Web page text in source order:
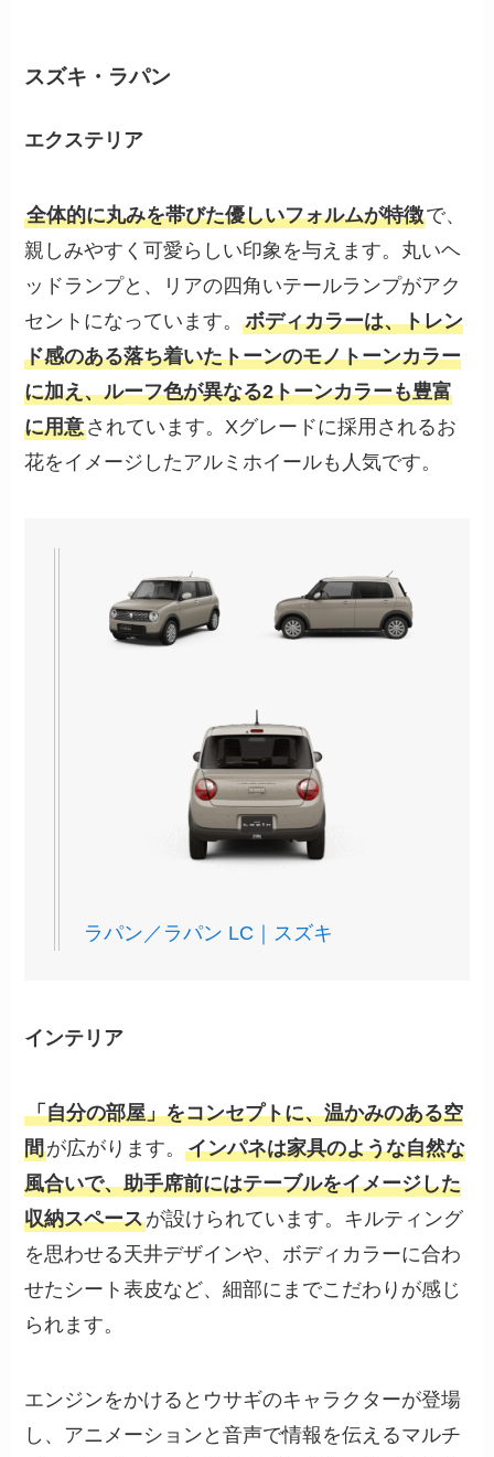
スズキ・ラパン
エクステリア
全体的に丸みを帯びた優しいフォルムが特徴で、
親しみやすく可愛らしい印象を与えます。丸いヘ
ッドランプと、リアの四角いテールランプがアク
セントになっています。ボディカラーは、トレン
ド感のある落ち着いたトーンのモノトーンカラー
に加え、ルーフ色が異なる2トーンカラーも豊富
に用意されています。Xグレードに採用されるお
花をイメージしたアルミホイールも人気です。
ラパン／ラパン LC｜スズキ
インテリア
「自分の部屋」をコンセプトに、温かみのある空
間が広がります。インパネは家具のような自然な
風合いで、助手席前にはテーブルをイメージした
収納スペースが設けられています。キルティング
を思わせる天井デザインや、ボディカラーに合わ
せたシート表皮など、細部にまでこだわりが感じ
られます。
エンジンをかけるとウサギのキャラクターが登場
し、アニメーションと音声で情報を伝えるマルチ